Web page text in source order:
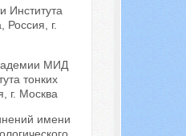
Института
Россия, г.
МИД
тонких
г. Москва
имени